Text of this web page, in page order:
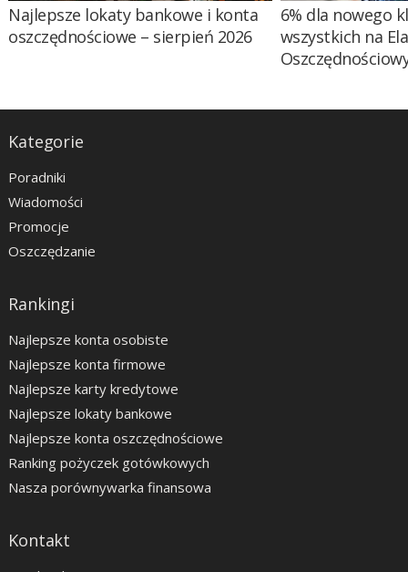
Najlepsze lokaty bankowe i konta
oszczędnościowe – sierpień 2026
6% dla nowego
wszystkich na
Kategorie
Poradniki
Wiadomości
Promocje
Oszczędzanie
Rankingi
Najlepsze konta osobiste
Najlepsze konta firmowe
Najlepsze karty kredytowe
Najlepsze lokaty bankowe
Najlepsze konta oszczędnościowe
Ranking pożyczek gotówkowych
Nasza porównywarka finansowa
Kontakt